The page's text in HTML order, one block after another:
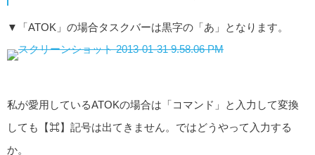
▼「ATOK」の場合タスクバーは黒字の「あ」となります。
私が愛用しているATOKの場合は「コマンド」と入力して変換
しても【⌘】記号は出てきません。ではどうやって入力する
か。